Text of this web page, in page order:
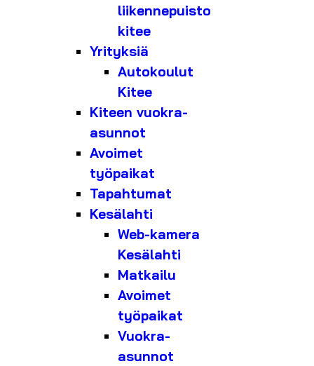
liikennepuisto
kitee
Yrityksiä
Autokoulut
Kitee
Kiteen vuokra-
asunnot
Avoimet
työpaikat
Tapahtumat
Kesälahti
Web-kamera
Kesälahti
Matkailu
Avoimet
työpaikat
Vuokra-
asunnot